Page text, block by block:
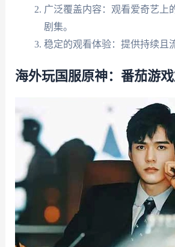
广泛覆盖内容：观看爱奇艺上
剧集。
稳定的观看体验：提供持续且
海外玩国服原神：番茄游